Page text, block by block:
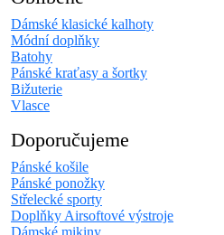
Dámské klasické kalhoty
Módní doplňky
Batohy
Pánské kraťasy a šortky
Bižuterie
Vlasce
Doporučujeme
Pánské košile
Pánské ponožky
Střelecké sporty
Doplňky Airsoftové výstroje